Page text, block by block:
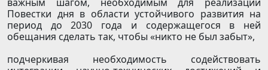
Повестки дня в области устойчивого развития на
период до 2030 года и содержащегося в ней
обещания сделать так, чтобы «никто не был забыт»,
подчеркивая необходимость содействовать